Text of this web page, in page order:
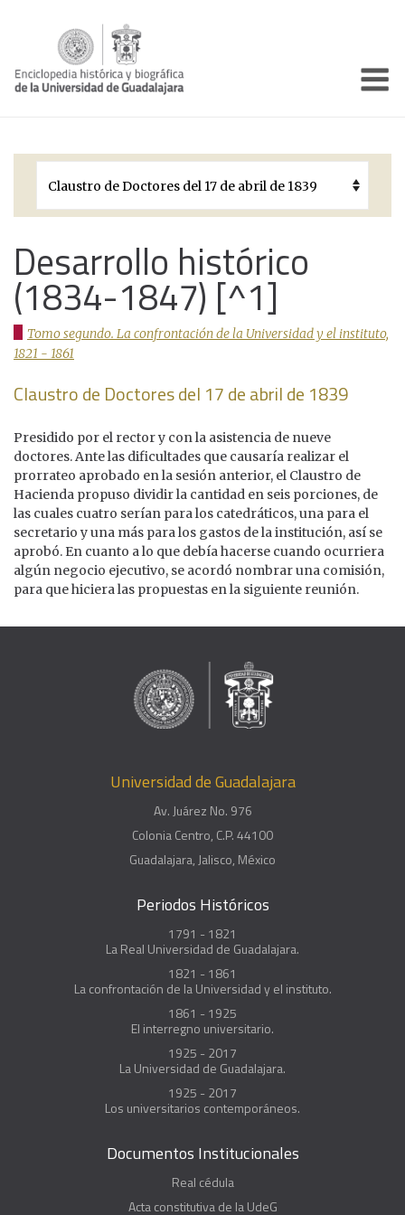
Períodos Históricos
Galería
Documentos institucionales
Desarrollo histórico
(1834-1847) [^1]
Tomo segundo. La confrontación de la Universidad y el instituto,
1821 - 1861
Claustro de Doctores del 17 de abril de 1839
Presidido por el rector y con la asistencia de nueve
doctores. Ante las dificultades que causaría realizar el
prorrateo aprobado en la sesión anterior, el Claustro de
Hacienda propuso dividir la cantidad en seis porciones, de
las cuales cuatro serían para los catedráticos, una para el
secretario y una más para los gastos de la institución, así se
aprobó. En cuanto a lo que debía hacerse cuando ocurriera
algún negocio ejecutivo, se acordó nombrar una comisión,
para que hiciera las propuestas en la siguiente reunión.
Universidad de Guadalajara
Av. Juárez No. 976
Colonia Centro, C.P. 44100
Guadalajara, Jalisco, México
Periodos Históricos
1791 - 1821
La Real Universidad de Guadalajara.
1821 - 1861
La confrontación de la Universidad y el instituto.
1861 - 1925
El interregno universitario.
1925 - 2017
La Universidad de Guadalajara.
1925 - 2017
Los universitarios contemporáneos.
Documentos Institucionales
Real cédula
Acta constitutiva de la UdeG